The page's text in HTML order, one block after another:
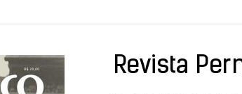
Revista